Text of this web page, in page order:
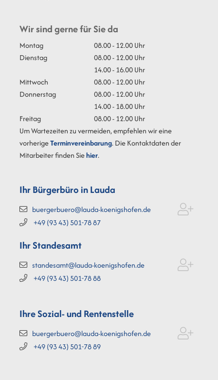
Wir sind gerne für Sie da
Montag
08.00 - 12.00 Uhr
Dienstag
08.00 - 12.00 Uhr
14.00 - 16.00 Uhr
Mittwoch
08.00 - 12.00 Uhr
Donnerstag
08.00 - 12.00 Uhr
14.00 - 18.00 Uhr
Freitag
08.00 - 12.00 Uhr
Um Wartezeiten zu vermeiden, empfehlen wir eine
vorherigeTerminvereinbarung. Die Kontaktdaten der
Mitarbeiter finden Siehier.
Ihr Bürgerbüro in Lauda
buergerbuero@lauda-koenigshofen.de
+49 (9343) 501-7887
Ihr Standesamt
standesamt@lauda-koenigshofen.de
+49 (9343) 501-7888
Ihre Sozial- und Rentenstelle
buergerbuero@lauda-koenigshofen.de
+49 (9343) 501-7889